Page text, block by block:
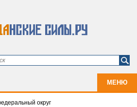
МЕНЮ
округ